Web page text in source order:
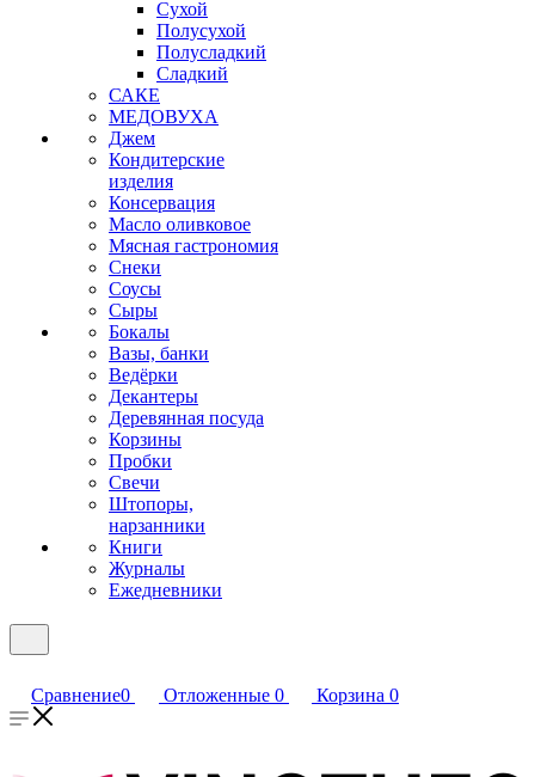
Сухой
Полусухой
Полусладкий
Сладкий
САКЕ
МЕДОВУХА
Джем
Кондитерские
изделия
Консервация
Масло оливковое
Мясная гастрономия
Снеки
Соусы
Сыры
Бокалы
Вазы, банки
Ведёрки
Декантеры
Деревянная посуда
Корзины
Пробки
Свечи
Штопоры,
нарзанники
Книги
Журналы
Ежедневники
Сравнение0 Отложенные 0 Корзина 0